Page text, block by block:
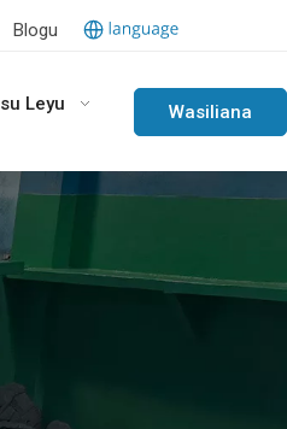
Blogu
Leyu Wasiliana